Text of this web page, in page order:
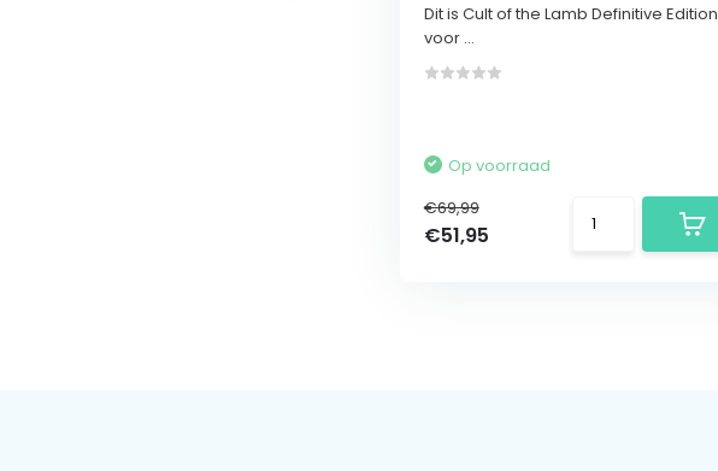
Dit is Cult of the Lamb Definitive Edition
voor ...
Op voorraad
€69,99
€51,95